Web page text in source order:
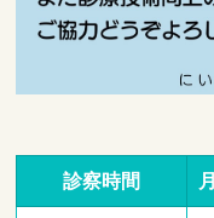
診察時間 月